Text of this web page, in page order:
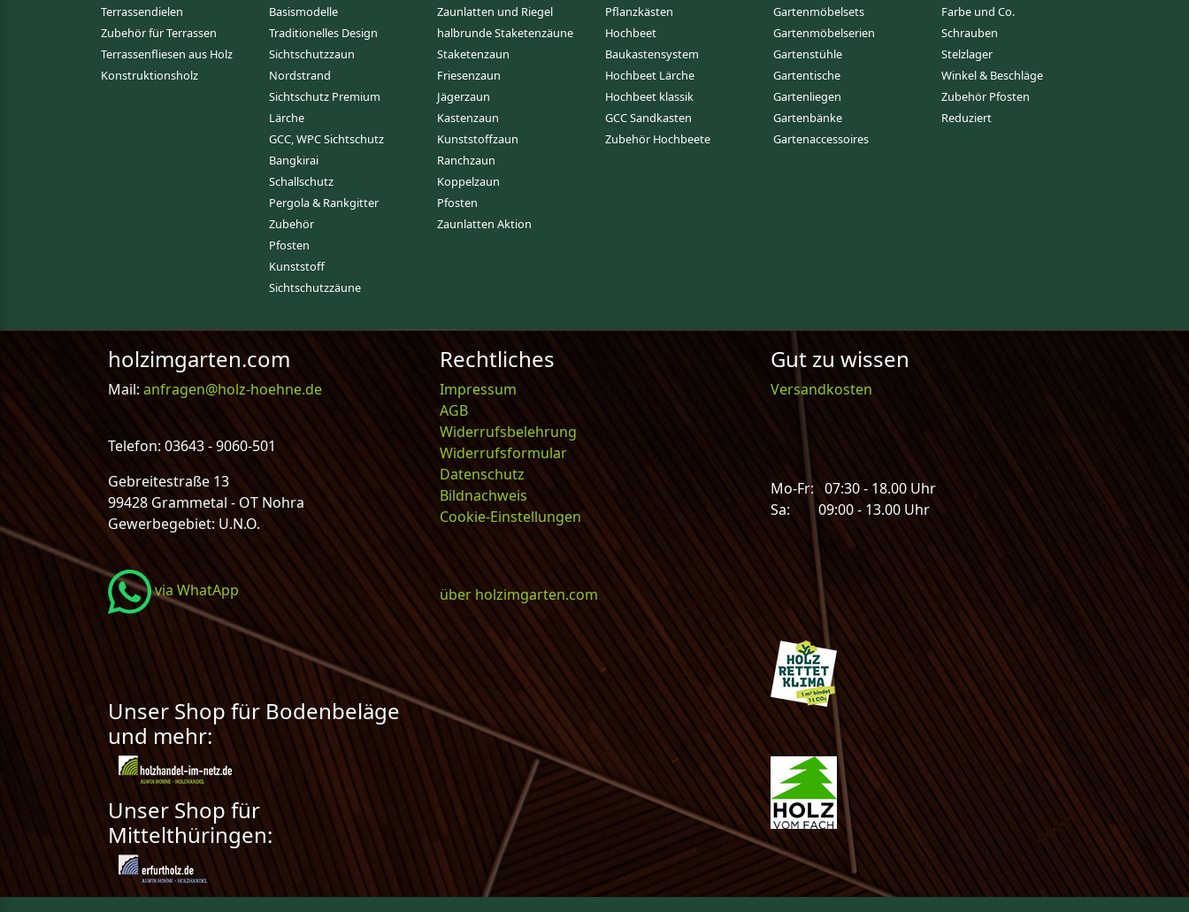
Terrassendielen
Zubehör für Terrassen
Terrassenfliesen aus Holz
Konstruktionsholz
Basismodelle
Traditionelles Design
Sichtschutzzaun
Nordstrand
Sichtschutz Premium
Lärche
GCC, WPC Sichtschutz
Bangkirai
Schallschutz
Pergola & Rankgitter
Zubehör
Pfosten
Kunststoff
Sichtschutzzäune
Zaunlatten und Riegel
halbrunde Staketenzäune
Staketenzaun
Friesenzaun
Jägerzaun
Kastenzaun
Kunststoffzaun
Ranchzaun
Koppelzaun
Pfosten
Zaunlatten Aktion
Pflanzkästen
Hochbeet
Baukastensystem
Hochbeet Lärche
Hochbeet klassik
GCC Sandkasten
Zubehör Hochbeete
Gartenmöbelsets
Gartenmöbelserien
Gartenstühle
Gartentische
Gartenliegen
Gartenbänke
Gartenaccessoires
Farbe und Co.
Schrauben
Stelzlager
Winkel & Beschläge
Zubehör Pfosten
Reduziert
holzimgarten.com
Mail: anfragen@holz-hoehne.de
Telefon: 03643 - 9060-501
Gebreitestraße 13
99428 Grammetal - OT Nohra
Gewerbegebiet: U.N.O.
via WhatApp
Unser Shop für Bodenbeläge
und mehr:
Unser Shop für
Mittelthüringen:
Rechtliches
Impressum
AGB
Widerrufsbelehrung
Widerrufsformular
Datenschutz
Bildnachweis
Cookie-Einstellungen
über holzimgarten.com
Gut zu wissen
Versandkosten
Mo-Fr: 07:30 - 18.00 Uhr
Sa: 09:00 - 13.00 Uhr